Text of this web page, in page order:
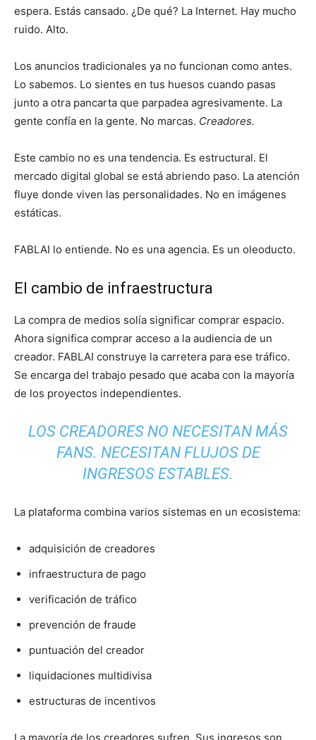
espera. Estás cansado. ¿De qué? La Internet. Hay mucho
ruido. Alto.
Los anuncios tradicionales ya no funcionan como antes.
Lo sabemos. Lo sientes en tus huesos cuando pasas
junto a otra pancarta que parpadea agresivamente. La
gente confía en la gente. No marcas. Creadores.
Este cambio no es una tendencia. Es estructural. El
mercado digital global se está abriendo paso. La atención
fluye donde viven las personalidades. No en imágenes
estáticas.
FABLAI lo entiende. No es una agencia. Es un oleoducto.
El cambio de infraestructura
La compra de medios solía significar comprar espacio.
Ahora significa comprar acceso a la audiencia de un
creador. FABLAI construye la carretera para ese tráfico.
Se encarga del trabajo pesado que acaba con la mayoría
de los proyectos independientes.
LOS CREADORES NO NECESITAN MÁS
FANS. NECESITAN FLUJOS DE
INGRESOS ESTABLES.
La plataforma combina varios sistemas en un ecosistema:
adquisición de creadores
infraestructura de pago
verificación de tráfico
prevención de fraude
puntuación del creador
liquidaciones multidivisa
estructuras de incentivos